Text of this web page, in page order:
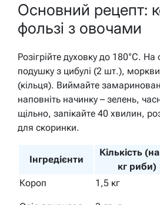
Основний рецепт:
фользі з овочами
Розігрійте духовку до 180°C. На
подушку з цибулі (2 шт.),
(кільця). Виймайте
наповніть начинку – зелень,
щільно, запікайте 40 хвилин,
для скоринки.
Інгредієнти
Кількість
кг риби)
Короп 1,5 кг